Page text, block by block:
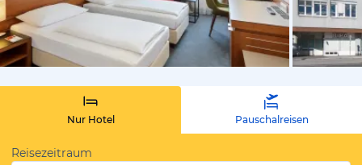
vom
Nur Hotel Pauschalreisen
Reisezeitraum